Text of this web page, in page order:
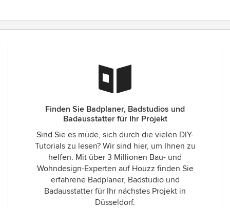
Finden Sie Badplaner, Badstudios und
Badausstatter für Ihr Projekt
Sind Sie es müde, sich durch die vielen DIY-
Tutorials zu lesen? Wir sind hier, um Ihnen zu
helfen. Mit über 3 Millionen Bau- und
Wohndesign-Experten auf Houzz finden Sie
erfahrene Badplaner, Badstudio und
Badausstatter für Ihr nächstes Projekt in
Düsseldorf.